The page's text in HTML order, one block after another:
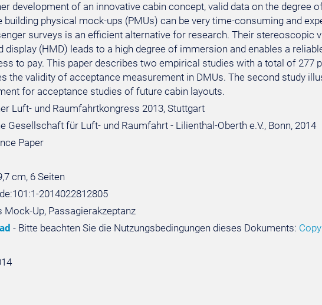
development of an innovative cabin concept, valid data on the degree
building physical mock-ups (PMUs) can be very time-consuming and
surveys is an efficient alternative for research. Their stereoscopic
display (HMD) leads to a high degree of immersion and enables a
to pay. This paper describes two empirical studies with a total of 277
the validity of acceptance measurement in DMUs. The second study
for acceptance studies of future cabin layouts.
Luft- und Raumfahrtkongress 2013, Stuttgart
Gesellschaft für Luft- und Raumfahrt - Lilienthal-Oberth e.V., Bonn, 2014
Paper
cm, 6 Seiten
2014022812805
Mock-Up, Passagierakzeptanz
- Bitte beachten Sie die Nutzungsbedingungen dieses Dokuments: